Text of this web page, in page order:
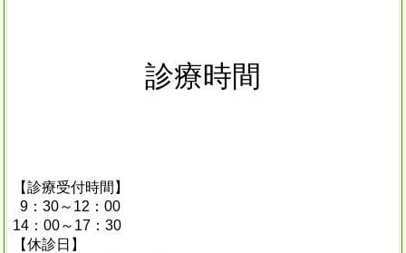
診療時間
【診療受付時間】
9：30～12：00
14：00～17：30
【休診日】